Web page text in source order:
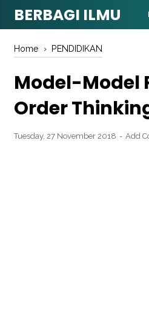
BERBAGI ILMU
Home › PENDIDIKAN
Model-Model
Order
Tuesday, 27 November 2018 Add